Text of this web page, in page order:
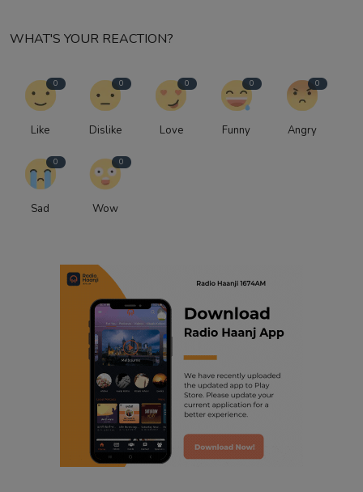
WHAT'S YOUR REACTION?
0
Like
0
Dislike
0
Love
0
Funny
0
Angry
0
Sad
0
Wow